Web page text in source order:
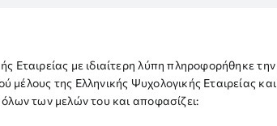
Εταιρείας με ιδιαίτερη λύπη
μέλους της Ελληνικής Ψυχολογικής Εταιρείας
των μελών του και αποφασίζει: